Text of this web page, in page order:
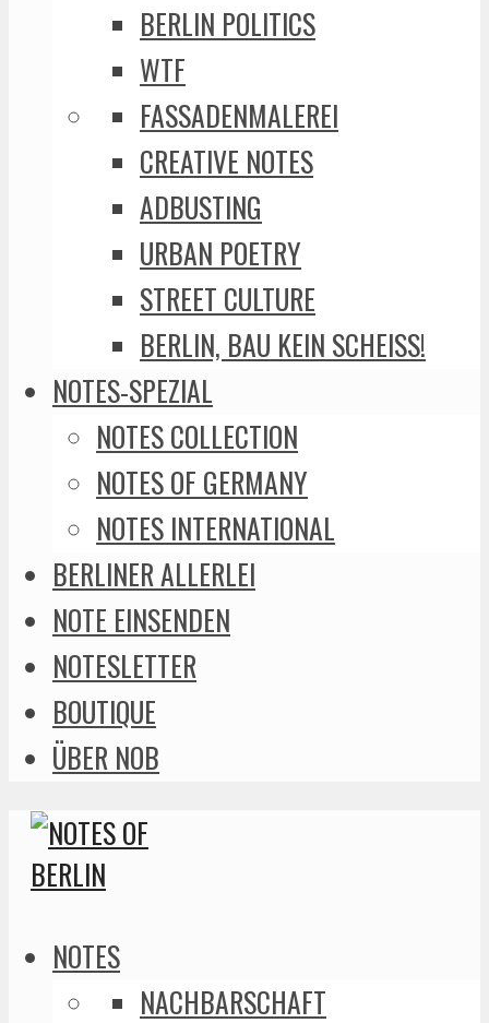
BERLIN POLITICS
WTF
FASSADENMALEREI
CREATIVE NOTES
ADBUSTING
URBAN POETRY
STREET CULTURE
BERLIN, BAU KEIN SCHEISS!
NOTES-SPEZIAL
NOTES COLLECTION
NOTES OF GERMANY
NOTES INTERNATIONAL
BERLINER ALLERLEI
NOTE EINSENDEN
NOTESLETTER
BOUTIQUE
ÜBER NOB
NOTES
NACHBARSCHAFT